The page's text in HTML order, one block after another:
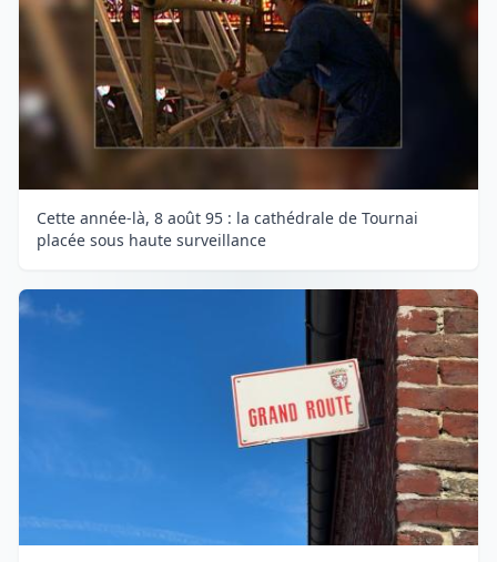
Cette année-là, 8 août 95 : la cathédrale de Tournai
placée sous haute surveillance